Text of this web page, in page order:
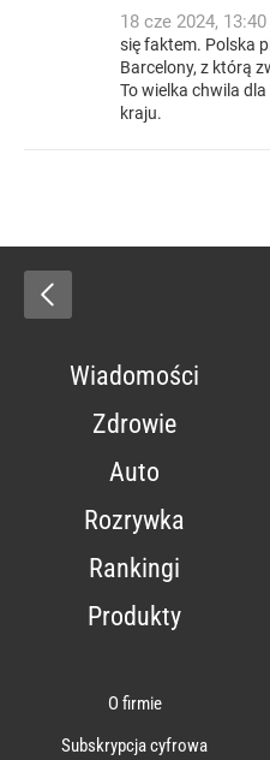
18 cze 2024, 13:40
się faktem. Polska
Barcelony, z którą
To wielka chwila
kraju.
Wiadomości
Zdrowie
Auto
Rozrywka
Rankingi
Produkty
O firmie
Subskrypcja cyfrowa